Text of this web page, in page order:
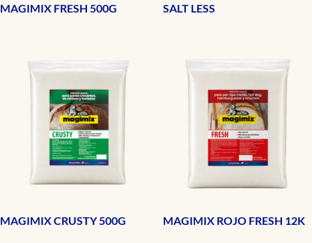
MAGIMIX FRESH 500G SALT LESS
MAGIMIX CRUSTY 500G MAGIMIX ROJO FRESH 12K